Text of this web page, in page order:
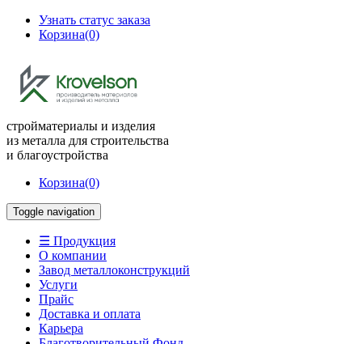
Узнать статус заказа
Корзина(0)
стройматериалы и изделия
из металла для строительства
и благоустройства
Корзина(0)
Toggle navigation
☰ Продукция
О компании
Завод металлоконструкций
Услуги
Прайс
Доставка и оплата
Карьера